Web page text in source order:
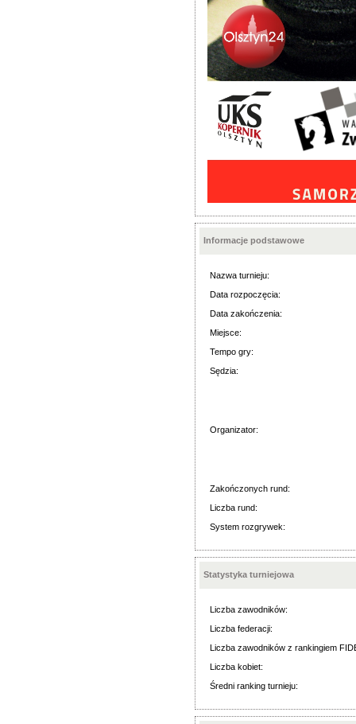
Informacje podstawowe
Nazwa turnieju:
Data rozpoczęcia:
Data zakończenia:
Miejsce:
Tempo gry:
Sędzia:
Organizator:
Zakończonych rund:
Liczba rund:
System rozgrywek:
Statystyka turniejowa
Liczba zawodników:
Liczba federacji:
Liczba zawodników z rankingiem
Liczba kobiet:
Średni ranking turnieju: